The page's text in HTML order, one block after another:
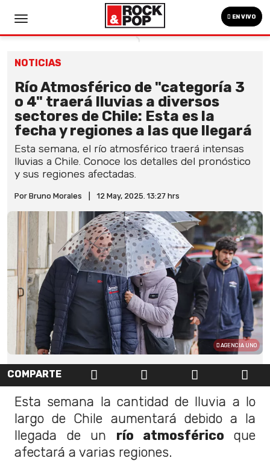
EN VIVO
NOTICIAS
Río Atmosférico de "categoría 3
o 4" traerá lluvias a diversos
sectores de Chile: Esta es la
fecha y regiones a las que llegará
Esta semana, el río atmosférico traerá intensas
lluvias a Chile. Conoce los detalles del pronóstico
y sus regiones afectadas.
Por Bruno Morales 12 May, 2025. 13:27 hrs
AGENCIA UNO
COMPARTE
Esta semana la cantidad de lluvia a lo
largo de Chile aumentará debido a la
llegada de un río atmosféricoque
afectará a varias regiones.